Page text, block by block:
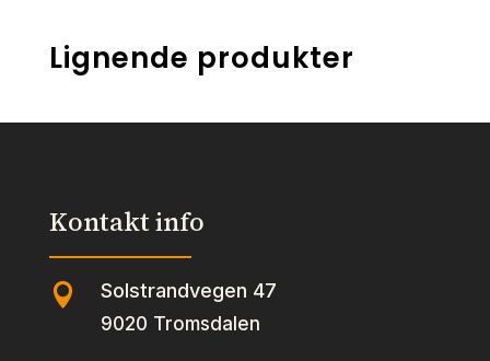
Lignende produkter
Kontakt info
 Solstrandvegen 47
9020 Tromsdalen